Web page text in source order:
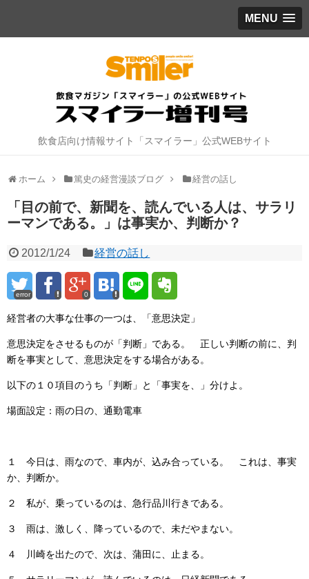
MENU
飲食店向け情報サイト「スマイラー」公式WEBサイト
ホーム 篤史の経営漫談ブログ 経営の話し
「目の前で、新聞を、読んでいる人は、サラリ
ーマンである。」は事実か、判断か？
2012/1/24 経営の話し
error 0
経営者の大事な仕事の一つは、「意思決定」
意思決定をさせるものが「判断」である。 正しい判断の前に、判
断を事実として、意思決定をする場合がある。
以下の１０項目のうち「判断」と「事実を、」分けよ。
場面設定：雨の日の、通勤電車
１ 今日は、雨なので、車内が、込み合っている。 これは、事実
か、判断か。
２ 私が、乗っているのは、急行品川行きである。
３ 雨は、激しく、降っているので、未だやまない。
４ 川崎を出たので、次は、蒲田に、止まる。